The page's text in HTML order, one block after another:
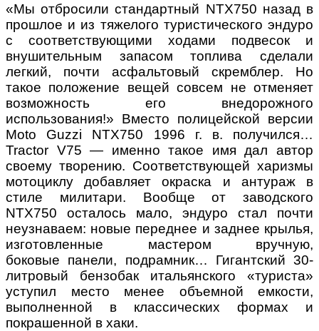
«Мы отбросили стандартный NTX750 назад в
прошлое и из тяжелого туристического эндуро
с соответствующими ходами подвесок и
внушительным запасом топлива сделали
легкий, почти асфальтовый скремблер. Но
такое положение вещей совсем не отменяет
возможность его внедорожного
использования!» Вместо полицейской версии
Moto Guzzi NTX750 1996 г. в. получился…
Tractor V75 — именно такое имя дал автор
своему творению. Соответствующей харизмы
мотоциклу добавляет окраска и антураж в
стиле милитари. Вообще от заводского
NTX750 осталось мало, эндуро стал почти
неузнаваем: новые переднее и заднее крылья,
изготовленные мастером вручную,
боковые панели, подрамник… Гигантский 30-
литровый бензобак итальянского «туриста»
уступил место менее объемной емкости,
выполненной в классических формах и
покрашенной в хаки.